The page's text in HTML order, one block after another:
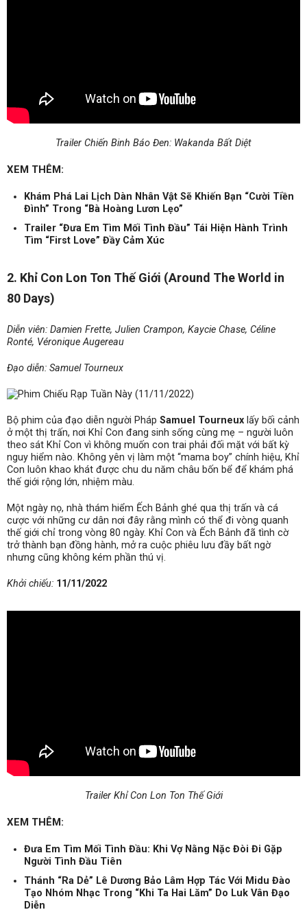
Trailer Chiến Binh Báo Đen: Wakanda Bất Diệt
XEM THÊM:
Khám Phá Lai Lịch Dàn Nhân Vật Sẽ Khiến Bạn “Cười Tiền
Đình” Trong “Bà Hoàng Lươn Lẹo”
Trailer “Đưa Em Tìm Mối Tình Đầu” Tái Hiện Hành Trình
Tìm “First Love” Đầy Cảm Xúc
2. Khỉ Con Lon Ton Thế Giới (Around The World in
80 Days)
Diễn viên: Damien Frette, Julien Crampon, Kaycie Chase, Céline
Ronté, Véronique Augereau
Đạo diễn: Samuel Tourneux
Bộ phim của đạo diễn người Pháp Samuel Tourneux lấy bối cảnh
ở một thị trấn, nơi Khỉ Con đang sinh sống cùng mẹ – người luôn
theo sát Khỉ Con vì không muốn con trai phải đối mặt với bất kỳ
nguy hiểm nào. Không yên vị làm một “mama boy” chính hiệu, Khỉ
Con luôn khao khát được chu du năm châu bốn bể để khám phá
thế giới rộng lớn, nhiệm màu.
Một ngày nọ, nhà thám hiểm Ếch Bảnh ghé qua thị trấn và cá
cược với những cư dân nơi đây rằng mình có thể đi vòng quanh
thế giới chỉ trong vòng 80 ngày. Khỉ Con và Ếch Bảnh đã tình cờ
trở thành bạn đồng hành, mở ra cuộc phiêu lưu đầy bất ngờ
nhưng cũng không kém phần thú vị.
Khởi chiếu: 11/11/2022
Trailer Khỉ Con Lon Ton Thế Giới
XEM THÊM:
Đưa Em Tìm Mối Tình Đầu: Khi Vợ Nằng Nặc Đòi Đi Gặp
Người Tình Đầu Tiên
Thánh “Ra Dẻ” Lê Dương Bảo Lâm Hợp Tác Với Midu Đào
Tạo Nhóm Nhạc Trong “Khi Ta Hai Lăm” Do Luk Vân Đạo
Diễn